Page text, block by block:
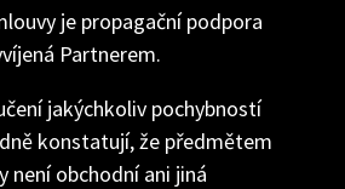
je propagační podpora
Partnerem.
jakýchkoliv pochybností
konstatují, že předmětem
není obchodní ani jiná